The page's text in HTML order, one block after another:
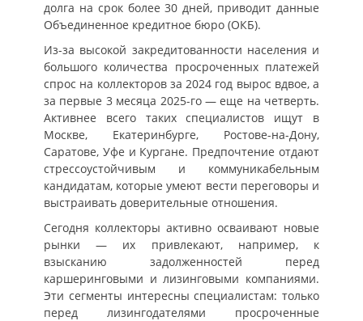
долга на срок более 30 дней, приводит данные
Объединенное кредитное бюро (ОКБ).
Из-за высокой закредитованности населения и
большого количества просроченных платежей
спрос на коллекторов за 2024 год вырос вдвое, а
за первые 3 месяца 2025-го — еще на четверть.
Активнее всего таких специалистов ищут в
Москве, Екатеринбурге, Ростове-на-Дону,
Саратове, Уфе и Кургане. Предпочтение отдают
стрессоустойчивым и коммуникабельным
кандидатам, которые умеют вести переговоры и
выстраивать доверительные отношения.
Сегодня коллекторы активно осваивают новые
рынки — их привлекают, например, к
взысканию задолженностей перед
каршеринговыми и лизинговыми компаниями.
Эти сегменты интересны специалистам: только
перед лизингодателями просроченные